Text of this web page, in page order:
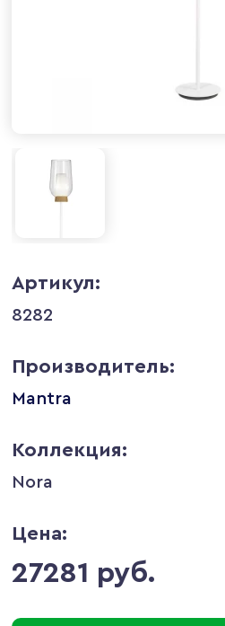
Артикул:
8282
Производитель:
Mantra
Коллекция:
Nora
Цена:
27281 руб.